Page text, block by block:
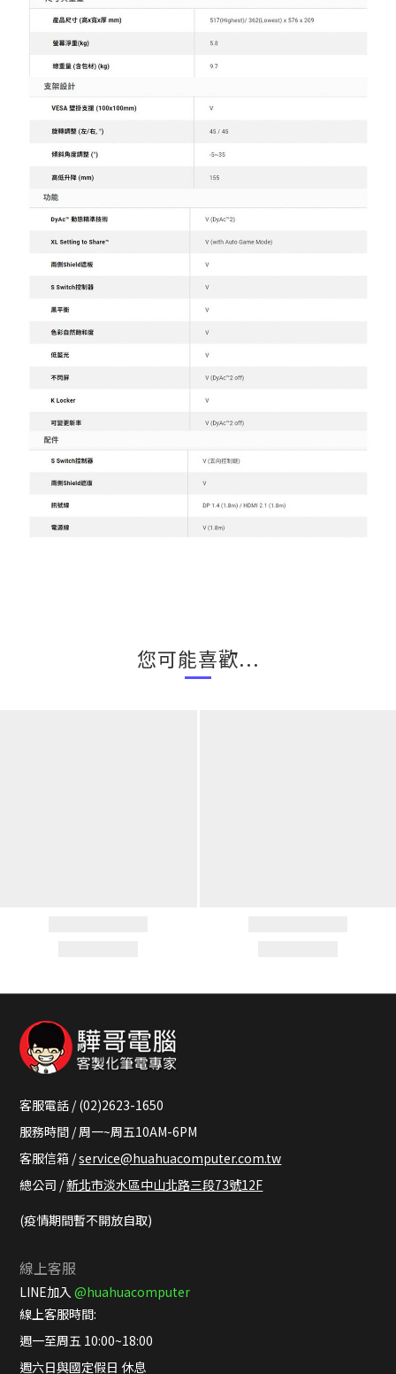
您可能喜歡...
客服電話 / (02)2623-1650
服務時間 / 周一~周五10AM-6PM
客服信箱 /service@huahuacomputer.com.tw
總公司 /新北市淡水區中山北路三段73號12F
(疫情期間暫不開放自取)
線上客服
LINE加入@huahuacomputer
線上客服時間:
週一至周五 10:00~18:00
週六日與國定假日 休息